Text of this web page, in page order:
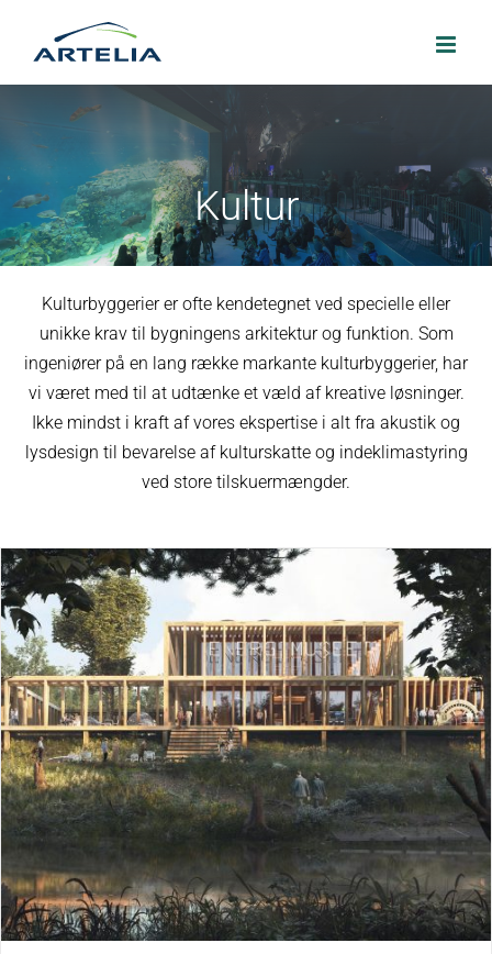
Kultur
Kulturbyggerier er ofte kendetegnet ved specielle eller
unikke krav til bygningens arkitektur og funktion. Som
ingeniører på en lang række markante kulturbyggerier, har
vi været med til at udtænke et væld af kreative løsninger.
Ikke mindst i kraft af vores ekspertise i alt fra akustik og
lysdesign til bevarelse af kulturskatte og indeklimastyring
ved store tilskuermængder.